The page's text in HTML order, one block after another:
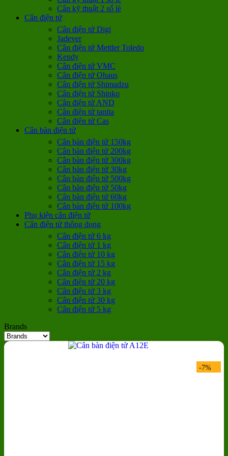
Cân kỹ thuật 2 số lẻ
Cân điện tử
Cân điện tử Digi
Jadever
Cân điện tử Mettler Toledo
Kendy
Cân điện tử VMC
Cân điện tử Ohaus
Cân điện tử Shimadzu
Cân điện tử Shinko
Cân điện tử AND
Cân điện tử tanita
Cân điện tử Cas
Cân bàn điện tử
Cân bàn điện tử 150kg
Cân bàn điện tử 200kg
Cân bàn điện tử 300kg
Cân bàn điện tử 30kg
Cân bàn điện tử 500kg
Cân bàn điện tử 50kg
Cân bàn điện tử 60kg
Cân bàn điện tử 100kg
Phụ kiện cân điện tử
Cân điện tử thông dụng
Cân điện tử 6 kg
Cân điện tử 1 kg
Cân điện tử 10 kg
Cân điện tử 15 kg
Cân điện tử 2 kg
Cân điện tử 20 kg
Cân điện tử 3 kg
Cân điện tử 30 kg
Cân điện tử 5 kg
Brands
-7%